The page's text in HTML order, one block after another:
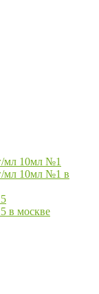
мл 10мл №1
мл 10мл №1 в
в москве